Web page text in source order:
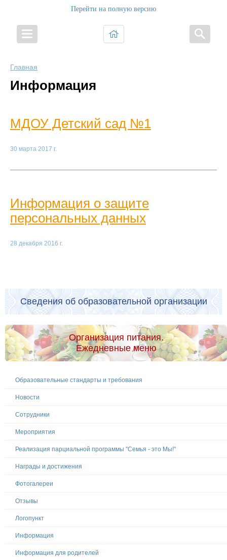
Перейти на полную версию
Главная
Информация
МДОУ Детский сад №1
30 марта 2017 г.
Информация о защите
персональных данных
28 декабря 2016 г.
Сведения об образовательной организации
Организация питания.
Ежедневные меню
Образовательные стандарты и требования
Новости
Сотрудники
Мероприятия
Реализация парциальной программы "Семья - это Мы!"
Награды и достижения
Фотогалереи
Отзывы
Логопункт
Информация
Информация для родителей